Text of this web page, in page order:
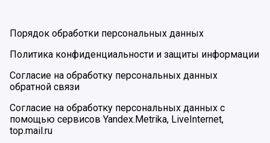
Порядок обработки персональных данных
Политика конфиденциальности и защиты информации
Согласие на обработку персональных данных
обратной связи
Согласие на обработку персональных данных с
помощью сервисов Yandex.Metrika, LiveInternet,
top.mail.ru